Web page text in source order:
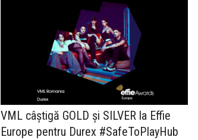
VML câștigă GOLD și SILVER la Effie
Europe pentru Durex #SafeToPlayHub